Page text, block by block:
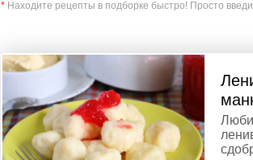
* Находите рецепты в подборке быстро! Просто